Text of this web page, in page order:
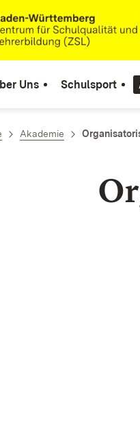
Startseite
Uns Schulsport
Akademie